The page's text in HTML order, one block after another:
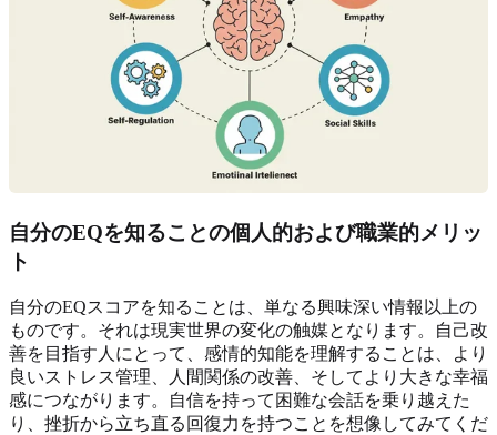
自分のEQを知ることの個人的および職業的メリッ
ト
自分のEQスコアを知ることは、単なる興味深い情報以上の
ものです。それは現実世界の変化の触媒となります。自己改
善を目指す人にとって、感情的知能を理解することは、より
良いストレス管理、人間関係の改善、そしてより大きな幸福
感につながります。自信を持って困難な会話を乗り越えた
り、挫折から立ち直る回復力を持つことを想像してみてくだ